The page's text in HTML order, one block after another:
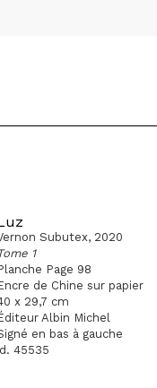
Subutex, 2020
1
Page 98
de Chine sur papier
x 29,7 cm
Albin Michel
en bas à gauche
45535